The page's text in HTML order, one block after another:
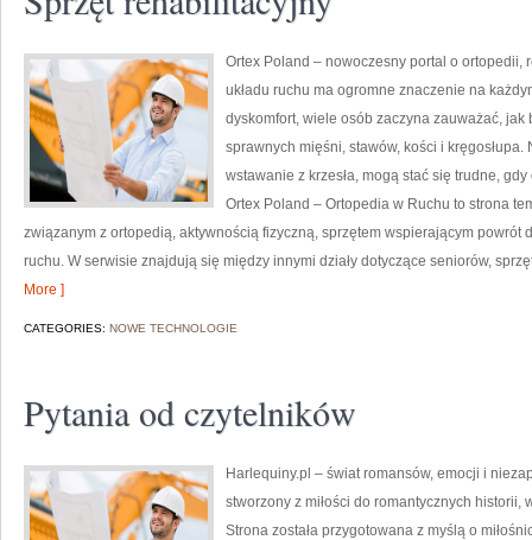
Ortex Poland – nowoczesny portal o
układu ruchu ma ogromne znaczenie na
dyskomfort, wiele osób zaczyna zauważać,
sprawnych mięśni, stawów, kości i
wstawanie z krzesła, mogą stać się trudne,
Ortex Poland – Ortopedia w Ruchu to strona
związanym z ortopedią, aktywnością fizyczną, sprzętem wspierającym powrót
ruchu. W serwisie znajdują się między innymi działy dotyczące seniorów,
More ]
CATEGORIES: NOWE TECHNOLOGIE
Pytania od czytelników
Harlequiny.pl – świat romansów, emocji i
stworzony z miłości do romantycznych historii,
Strona została przygotowana z myślą o